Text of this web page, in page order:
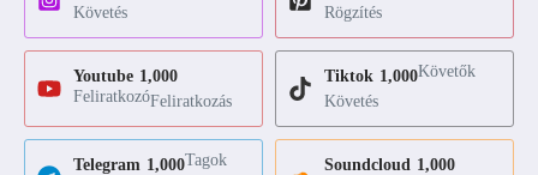
Követés
Rögzítés
Youtube 1,000
FeliratkozóFeliratkozás
Tiktok 1,000Követők
Követés
Telegram 1,000Tagok
Soundcloud 1,000